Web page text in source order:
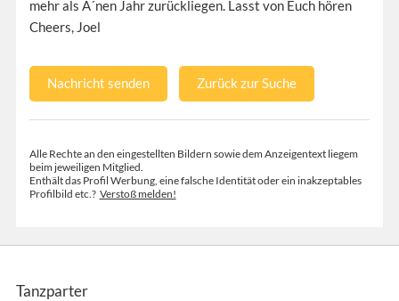
mehr als Â´nen Jahr zurückliegen. Lasst von Euch hören
Cheers, Joel
Nachricht senden Zurück zur Suche
Alle Rechte an den eingestellten Bildern sowie dem Anzeigentext liegem
beim jeweiligen Mitglied.
Enthält das Profil Werbung, eine falsche Identität oder ein inakzeptables
Profilbild etc.? Verstoß melden!
Tanzparter